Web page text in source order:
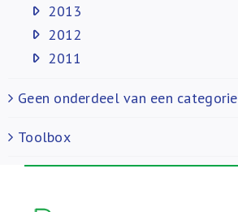
2013
2012
2011
Geen onderdeel van een categorie
Toolbox